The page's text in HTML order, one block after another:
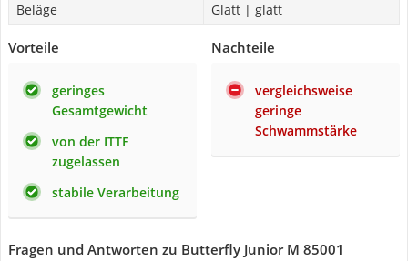
Beläge
Glatt | glatt
Vorteile
geringes
Gesamtgewicht
von der ITTF
zugelassen
stabile Verarbeitung
Nachteile
vergleichsweise
geringe
Schwammstärke
Fragen und Antworten zu Butterfly Junior M 85001